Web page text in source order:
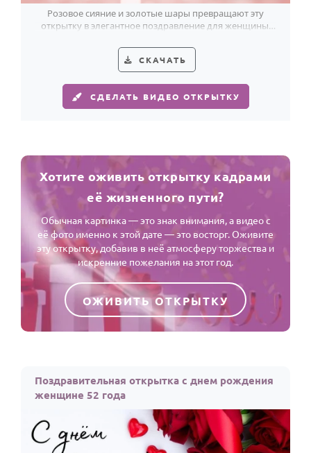
Розовое сияние и золотые шары превращают эту
открытку в элегантное поздравление для женщины,
СКАЧАТЬ
СДЕЛАТЬ ВИДЕО ОТКРЫТКУ
Хотите оживить открытку кадрами
её жизненного пути?
Обычная картинка — это знак внимания, а видео с
её фото именно к этой дате — это восторг. Оживите
эту открытку, добавив в неё атмосферу торжества и
искренние пожелания на этот год.
ОЖИВИТЬ ОТКРЫТКУ
Поздравительная открытка с днем рождения
женщине 52 года